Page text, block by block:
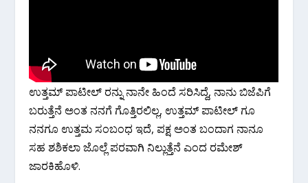
ಉತ್ತಮ್ ಪಾಟೀಲ್ ರನ್ನು ನಾನೇ ಹಿಂದೆ ಸರಿಸಿದ್ದೆ, ನಾನು ಬಿಜೆಪಿಗೆ
ಬರುತ್ತೆನೆ ಅಂತ ನನಗೆ ಗೊತ್ತಿರಲಿಲ್ಲ, ಉತ್ತಮ್ ಪಾಟೀಲ್ ಗೂ
ನನಗೂ ಉತ್ತಮ ಸಂಬಂಧ ಇದೆ, ಪಕ್ಷ ಅಂತ ಬಂದಾಗ ನಾನೂ
ಸಹ ಶಶಿಕಲಾ‌ ಜೊಲ್ಲೆ ಪರವಾಗಿ ನಿಲ್ಲುತ್ತೆನೆ ಎಂದ ರಮೇಶ್
ಜಾರಕಿಹೊಳಿ.